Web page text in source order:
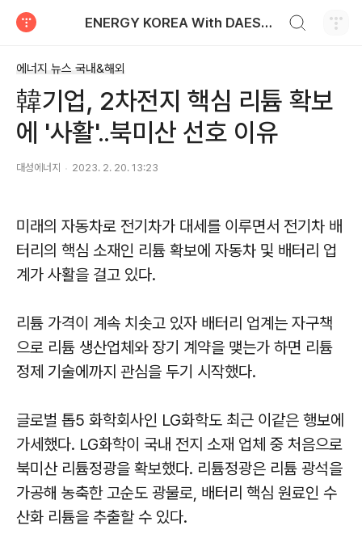
ENERGY KOREA With DAESUNG ENERGY
에너지 뉴스 국내&해외
韓기업, 2차전지 핵심 리튬 확보
에 '사활'..북미산 선호 이유
대성에너지 2023. 2. 20. 13:23
미래의 자동차로 전기차가 대세를 이루면서 전기차 배
터리의 핵심 소재인 리튬 확보에 자동차 및 배터리 업
계가 사활을 걸고 있다.
리튬 가격이 계속 치솟고 있자 배터리 업계는 자구책
으로 리튬 생산업체와 장기 계약을 맺는가 하면 리튬
정제 기술에까지 관심을 두기 시작했다.
글로벌 톱5 화학회사인 LG화학도 최근 이같은 행보에
가세했다. LG화학이 국내 전지 소재 업체 중 처음으로
북미산 리튬정광을 확보했다. 리튬정광은 리튬 광석을
가공해 농축한 고순도 광물로, 배터리 핵심 원료인 수
산화 리튬을 추출할 수 있다.